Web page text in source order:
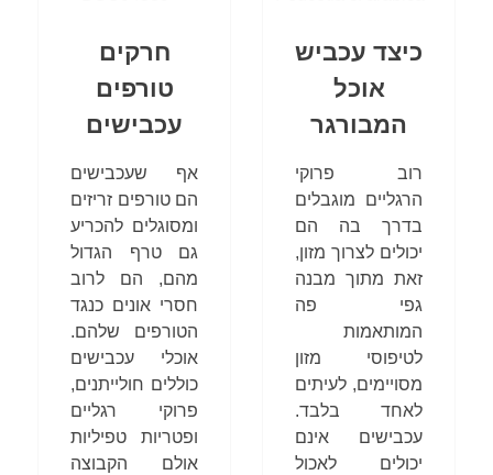
חרקים
טורפים
עכבישים
אף שעכבישים
הם טורפים זריזים
ומסוגלים להכריע
גם טרף הגדול
מהם, הם לרוב
חסרי אונים כנגד
הטורפים שלהם.
אוכלי עכבישים
כוללים חולייתנים,
פרוקי רגליים
ופטריות טפיליות
אולם הקבוצה
כיצד עכביש
אוכל
המבורגר
רוב פרוקי
הרגליים מוגבלים
בדרך בה הם
יכולים לצרוך מזון,
זאת מתוך מבנה
גפי פה
המותאמות
לטיפוסי מזון
מסויימים, לעיתים
לאחד בלבד.
עכבישים אינם
יכולים לאכול